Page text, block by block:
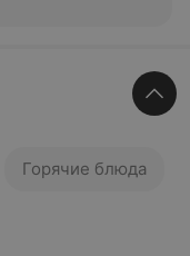
Горячие блюда